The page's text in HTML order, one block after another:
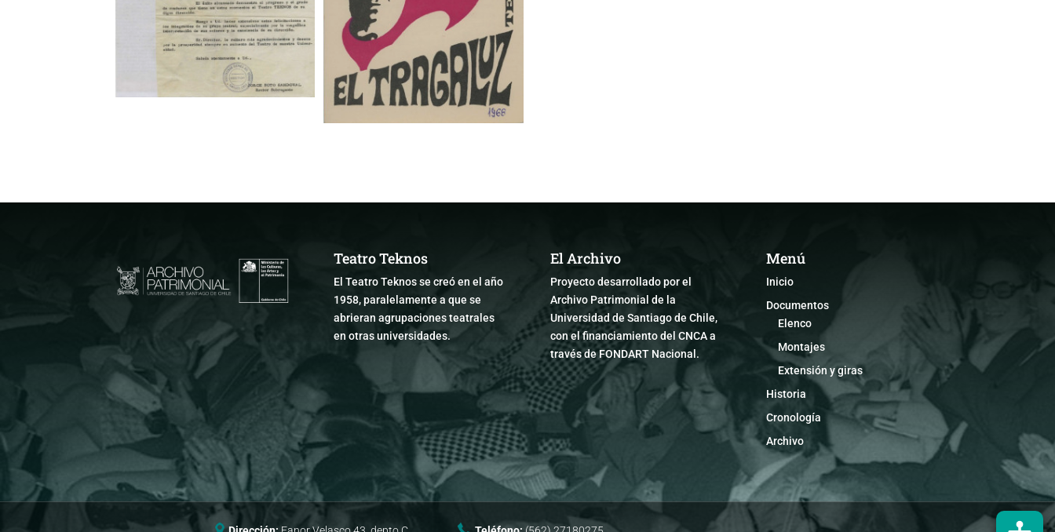
Teatro Teknos
El Teatro Teknos se creó en el año
1958, paralelamente a que se
abrieran agrupaciones teatrales
en otras universidades.
El Archivo
Proyecto desarrollado por el
Archivo Patrimonial de la
Universidad de Santiago de Chile,
con el financiamiento del CNCA a
través de FONDART Nacional.
Menú
Inicio
Documentos
Elenco
Montajes
Extensión y giras
Historia
Cronología
Archivo